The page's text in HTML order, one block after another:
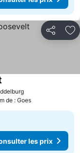
Partager
Consulter les
de : Goes
les prix